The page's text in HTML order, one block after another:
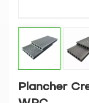
Plancher